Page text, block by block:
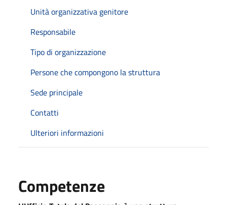
Unità organizzativa genitore
Responsabile
Tipo di organizzazione
Persone che compongono la struttura
Sede principale
Contatti
Ulteriori informazioni
Competenze